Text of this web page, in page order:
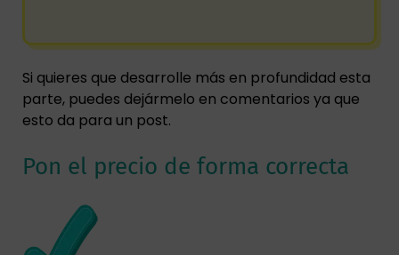
Si quieres que desarrolle más en profundidad esta
parte, puedes dejármelo en comentarios ya que
esto da para un post.
Pon el precio de forma correcta